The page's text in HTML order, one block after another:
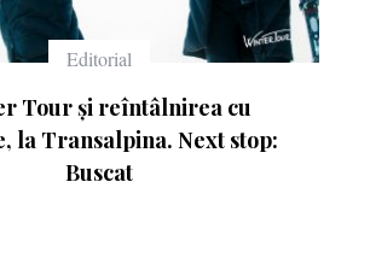
Echipament
numerele de pe schiuri